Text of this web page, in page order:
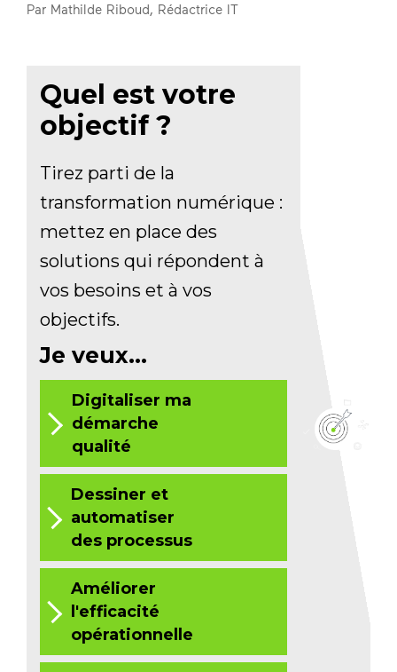
Par Mathilde Riboud, Rédactrice IT
Quel est votre
objectif ?
Tirez parti de la
transformation numérique :
mettez en place des
solutions qui répondent à
vos besoins et à vos
objectifs.
Je veux...
Digitaliser ma
démarche
qualité
Dessiner et
automatiser
des processus
Améliorer
l'efficacité
opérationnelle